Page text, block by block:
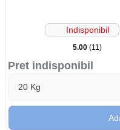
Indisponibil
5.00 (11)
Pret indisponibil